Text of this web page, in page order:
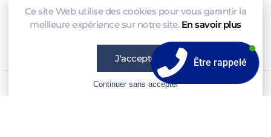
Lundi – Vendredi 08h00 – 18h00
Samedi 08h00 – 12h00
Ce site Web utilise des cookies pour vous garantir la
meilleure expérience sur notre site. En savoir plus
J'accepte
Continuer sans accepter
Être rappelé